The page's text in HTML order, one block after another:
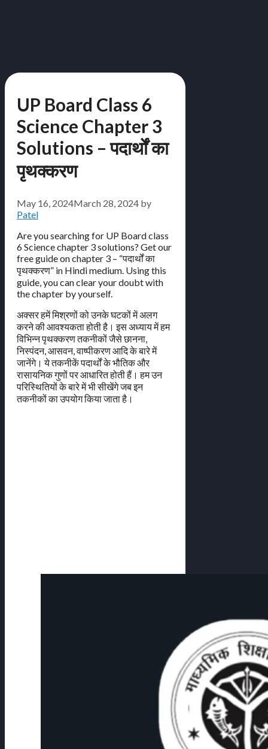
UP Board Class 6
Science Chapter 3
Solutions – पदार्थों का
पृथक्करण
May 16, 2024March 28, 2024 by
Patel
Are you searching for UP Board class
6 Science chapter 3 solutions? Get our
free guide on chapter 3 – “पदार्थों का
पृथक्करण” in Hindi medium. Using this
guide, you can clear your doubt with
the chapter by yourself.
अक्सर हमें मिश्रणों को उनके घटकों में अलग
करने की आवश्यकता होती है। इस अध्याय में हम
विभिन्न पृथक्करण तकनीकों जैसे छानना,
निस्पंदन, आसवन, वाष्पीकरण आदि के बारे में
जानेंगे। ये तकनीकें पदार्थों के भौतिक और
रासायनिक गुणों पर आधारित होती हैं। हम उन
परिस्थितियों के बारे में भी सीखेंगे जब इन
तकनीकों का उपयोग किया जाता है।